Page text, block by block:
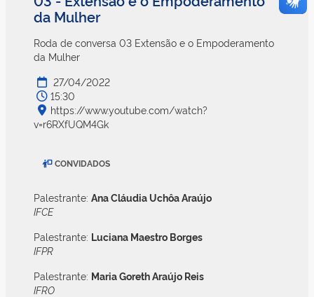
da Mulher
Roda de conversa 03 Extensão e o Empoderamento
da Mulher
27/04/2022
15:30
https://www.youtube.com/watch?
v=r6RXfUQM4Gk
CONVIDADOS
Palestrante: Ana Cláudia Uchôa Araújo
IFCE
Palestrante: Luciana Maestro Borges
IFPR
Palestrante: Maria Goreth Araújo Reis
IFRO